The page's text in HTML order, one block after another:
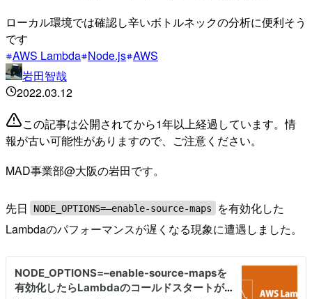
ローカル環境では確認し辛いボトルネックの分析に便利そう
です
AWS Lambda Node.js AWS
岩田智哉
2022.03.12
この記事は公開されてから1年以上経過しています。情
報が古い可能性がありますので、ご注意ください。
MAD事業部@大阪の岩田です。
先日 NODE_OPTIONS=–enable-source-maps
を有効化した
Lambdaのパフォーマンスが遅くなる現象に遭遇しました。